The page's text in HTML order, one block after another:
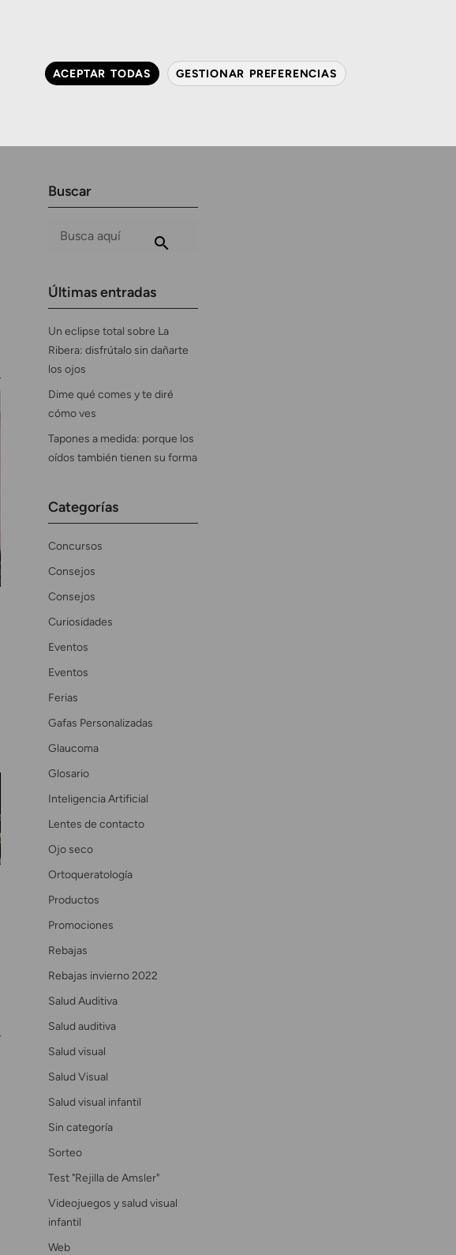
Contactología avanzada Audiología Gafas y mucho más
Buscar
Últimas entradas
Un eclipse total sobre La
Ribera: disfrútalo sin dañarte
los ojos
Dime qué comes y te diré
cómo ves
Tapones a medida: porque los
oídos también tienen su forma
Categorías
Concursos
Consejos
Consejos
Curiosidades
Eventos
Eventos
Ferias
Gafas Personalizadas
Glaucoma
Glosario
Inteligencia Artificial
Lentes de contacto
Ojo seco
Ortoqueratología
Productos
Promociones
Rebajas
Rebajas invierno 2022
Salud Auditiva
Salud auditiva
Salud visual
Salud Visual
Salud visual infantil
Sin categoría
Sorteo
Test "Rejilla de Amsler"
Videojuegos y salud visual
infantil
Web
ACEPTAR TODAS GESTIONAR PREFERENCIAS